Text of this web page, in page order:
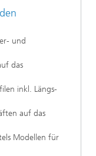
und
das
inkl. Längs-
auf das
Modellen für